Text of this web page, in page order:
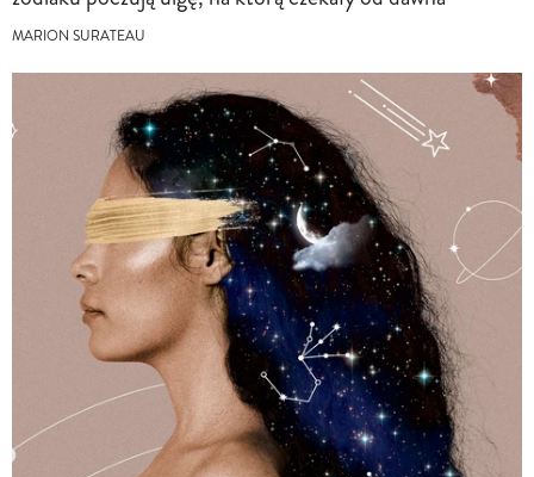
MARION SURATEAU